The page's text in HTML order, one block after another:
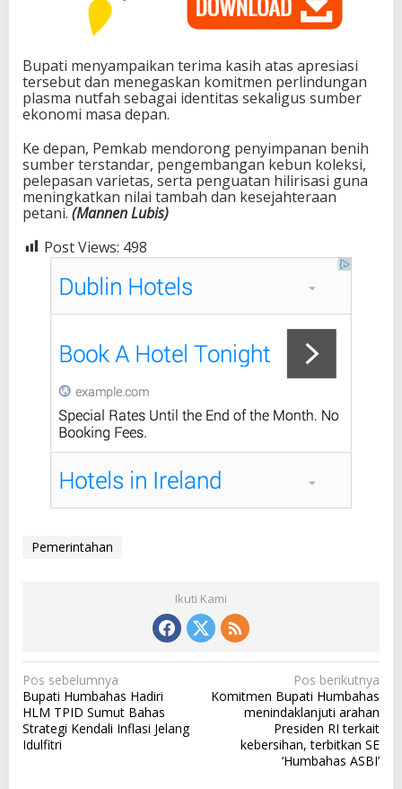
Bupati menyampaikan terima kasih atas apresiasi
tersebut dan menegaskan komitmen perlindungan
plasma nutfah sebagai identitas sekaligus sumber
ekonomi masa depan.
Ke depan, Pemkab mendorong penyimpanan benih
sumber terstandar, pengembangan kebun koleksi,
pelepasan varietas, serta penguatan hilirisasi guna
meningkatkan nilai tambah dan kesejahteraan
petani.(Mannen Lubis)
Post Views: 498
Pemerintahan
Ikuti Kami
N
a
v
i
Pos sebelumnya
Bupati Humbahas Hadiri
HLM TPID Sumut Bahas
Strategi Kendali Inflasi Jelang
Idulfitri
Pos berikutnya
Komitmen Bupati Humbahas
menindaklanjuti arahan
Presiden RI terkait
kebersihan, terbitkan SE
‘Humbahas ASBI’